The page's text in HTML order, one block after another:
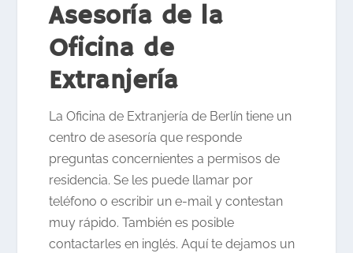
Asesoría de la
Oficina de
Extranjería
La Oficina de Extranjería de Berlín tiene un
centro de asesoría que responde
preguntas concernientes a permisos de
residencia. Se les puede llamar por
teléfono o escribir un e-mail y contestan
muy rápido. También es posible
contactarles en inglés. Aquí te dejamos un